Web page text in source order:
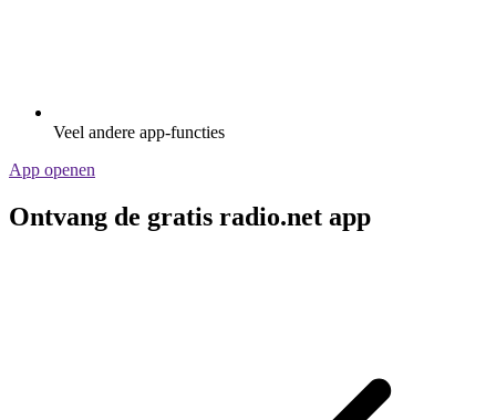
Veel andere app-functies
App openen
Ontvang de gratis radio.net app